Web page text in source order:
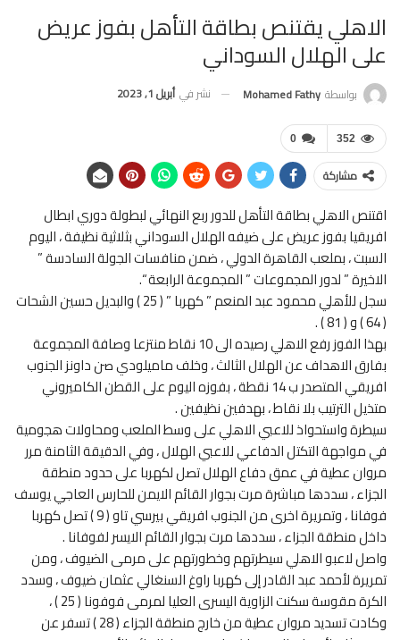
الاهلي يقتنص بطاقة التأهل بفوز عريض
على الهلال السوداني
بواسطة Mohamed Fathy نشر في أبريل 1, 2023
0 352
مشاركة
اقتنص الاهلي بطاقة التأهل للدور ربع النهائي لبطولة دوري ابطال
افريقيا بفوز عريض على ضيفه الهلال السوداني بثلاثية نظيفة ، اليوم
السبت ، بملعب القاهرة الدولي ، ضمن منافسات الجولة السادسة ”
الاخيرة ” لدور المجموعات ” المجموعة الرابعة “.
سجل للأهلي محمود عبد المنعم ” كهربا ” ( 25 ) والبديل حسين الشحات
( 64 ) و ( 81 ) .
بهذا الفوز رفع الاهلي رصيده الى 10 نقاط منتزعا وصافة المجموعة
بفارق الاهداف عن الهلال الثالث ، وخلف ماميلودي صن داونز الجنوب
افريقي المتصدر ب 14 نقطة ، بفوزه اليوم على القطن الكاميروني
متذيل الترتيب بلا نقاط ، بهدفين نظيفين .
سيطرة واستحواذ للاعبي الاهلي على وسط الملعب ومحاولات هجومية
في مواجهة التكتل الدفاعي للاعبي الهلال ، وفي الدقيقة الثامنة مرر
مروان عطية في عمق دفاع الهلال تصل لكهربا على حدود منطقة
الجزاء ، سددها مباشرة مرت بجوار القائم الايمن للحارس العاجي يوسف
فوفانا ، وتمريرة اخرى من الجنوب افريقي بيرسي تاو ( 9 ) تصل كهربا
داخل منطقة الجزاء ، سددها مرت بجوار القائم الايسر لفوفانا .
واصل لاعبو الاهلي سيطرتهم وخطورتهم على مرمى الضيوف ، ومن
تمريرة لأحمد عبد القادر إلى كهربا راوغ السنغالي عثمان ضيوف ، وسدد
الكرة مقوسة سكنت الزاوية اليسرى العليا لمرمى فوفونا ( 25 ) ،
وكادت تسديد مروان عطية من خارج منطقة الجزاء ( 28 ) تسفر عن